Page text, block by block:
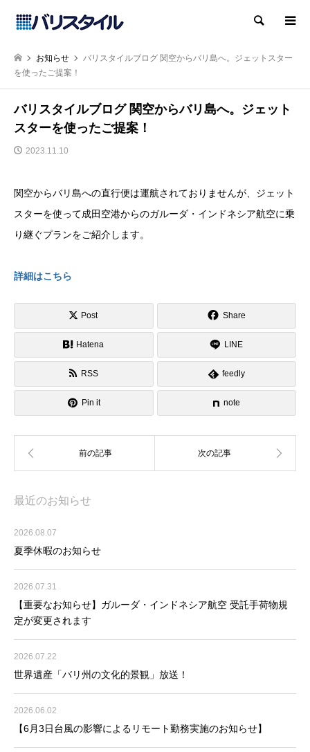
検索
お知らせ
バリスタイルブログ 関空からバリ島へ。ジェットスター
を使ったご提案！
バリスタイルブログ 関空からバリ島へ。ジェット
スターを使ったご提案！
2023.11.10
関空からバリ島への直行便は運航されておりませんが、ジェット
スターを使って成田空港からのガルーダ・インドネシア航空に乗
り継ぐプランをご紹介します。
詳細はこちら
Post Share
Hatena LINE
RSS feedly
Pin it note
最近のお知らせ
2026.08.07
夏季休暇のお知らせ
2026.07.31
【重要なお知らせ】ガルーダ・インドネシア航空 受託手荷物規
定が変更されます
2026.07.22
世界遺産「バリ州の文化的景観」放送！
2026.06.02
【6月3日台風の影響によるリモート勤務実施のお知らせ】